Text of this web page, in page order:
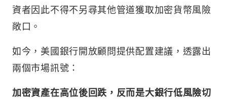
資者因此不得不另尋其他管道獲取加密貨幣風險
敞口。
如今，美國銀行開放顧問提供配置建議，透露出
兩個市場訊號：
加密資產在高位後回跌，反而是大銀行低風險切